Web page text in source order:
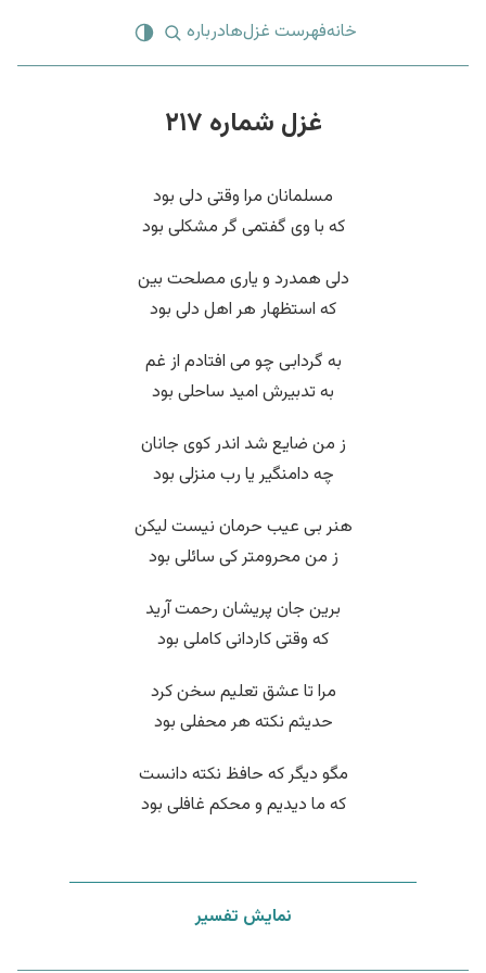
خانهفهرست غزل‌هادرباره
غزل شماره ۲۱۷
مسلمانان مرا وقتی دلی بود
که با وی گفتمی گر مشکلی بود
دلی همدرد و یاری مصلحت بین
که استظهار هر اهل دلی بود
به گردابی چو می افتادم از غم
به تدبیرش امید ساحلی بود
ز من ضایع شد اندر کوی جانان
چه دامنگیر یا رب منزلی بود
هنر بی عیب حرمان نیست لیکن
ز من محرومتر کی سائلی بود
برین جان پریشان رحمت آرید
که وقتی کاردانی کاملی بود
مرا تا عشق تعلیم سخن کرد
حدیثم نکته هر محفلی بود
مگو دیگر که حافظ نکته دانست
که ما دیدیم و محکم غافلی بود
نمایش تفسیر